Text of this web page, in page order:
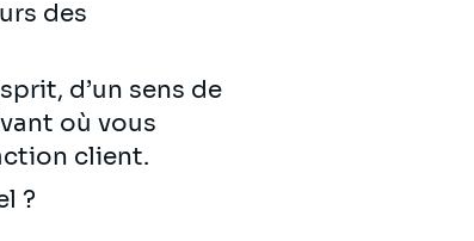
des
d’un sens de
où vous
client.
?